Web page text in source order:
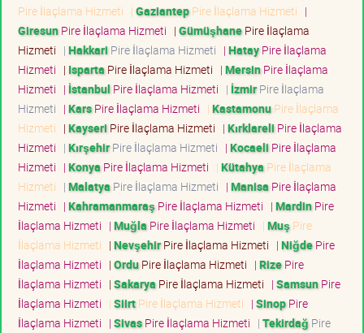
Pire İlaçlama Hizmeti | GaziantepPire İlaçlama Hizmeti |
GiresunPire İlaçlama Hizmeti | GümüşhanePire İlaçlama
Hizmeti | Hakkari Pire İlaçlama Hizmeti | HatayPire İlaçlama
Hizmeti | Isparta Pire İlaçlama Hizmeti | MersinPire İlaçlama
Hizmeti | İstanbul Pire İlaçlama Hizmeti | İzmirPire İlaçlama
Hizmeti | KarsPire İlaçlama Hizmeti | KastamonuPire İlaçlama
Hizmeti | Kayseri Pire İlaçlama Hizmeti | Kırklareli Pire İlaçlama
Hizmeti | KırşehirPire İlaçlama Hizmeti | Kocaeli Pire İlaçlama
Hizmeti | Konya Pire İlaçlama Hizmeti | Kütahya Pire İlaçlama
Hizmeti | Malatya Pire İlaçlama Hizmeti | Manisa Pire İlaçlama
Hizmeti | Kahramanmaraş Pire İlaçlama Hizmeti | MardinPire
İlaçlama Hizmeti | Muğla Pire İlaçlama Hizmeti | Muş Pire
İlaçlama Hizmeti | NevşehirPire İlaçlama Hizmeti | NiğdePire
İlaçlama Hizmeti | OrduPire İlaçlama Hizmeti | RizePire
İlaçlama Hizmeti | Sakarya Pire İlaçlama Hizmeti | SamsunPire
İlaçlama Hizmeti | SiirtPire İlaçlama Hizmeti | SinopPire
İlaçlama Hizmeti | SivasPire İlaçlama Hizmeti | Tekirdağ Pire